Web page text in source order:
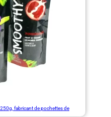
fabricant de pochettes de